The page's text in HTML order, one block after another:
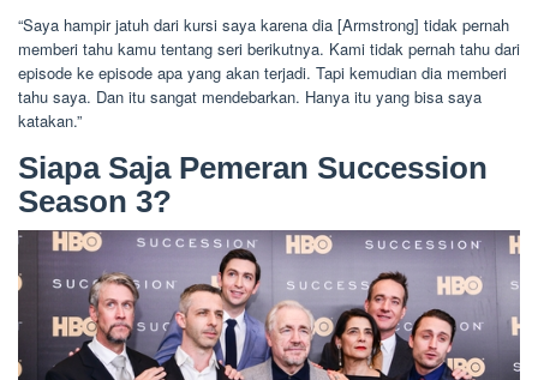
“Saya hampir jatuh dari kursi saya karena dia [Armstrong] tidak pernah
memberi tahu kamu tentang seri berikutnya. Kami tidak pernah tahu dari
episode ke episode apa yang akan terjadi. Tapi kemudian dia memberi
tahu saya. Dan itu sangat mendebarkan. Hanya itu yang bisa saya
katakan.”
Siapa Saja Pemeran Succession
Season 3?